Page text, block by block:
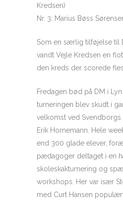
Kredsen)
Nr. 3: Marius Bøss
Som en særlig tilføjelse til
vandt Vejle Kredsen en
den kreds der scorede
Fredagen bød på DM i
turneringen blev skudt i
velkomst ved Svendborgs
Erik Hornemann. Hele
end 300 glade elever,
pædagoger deltaget i en
skoleskakturnering og
workshops. Her var især
med Curt Hansen